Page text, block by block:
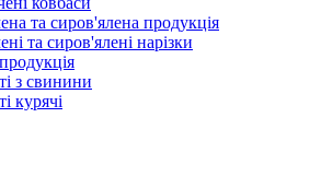
та сиров'ялена продукція
та сиров'ялені нарізки
з свинини
курячі